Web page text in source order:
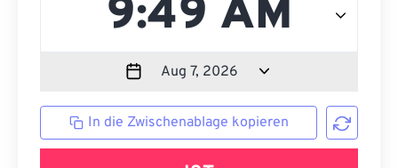
In die Zwischenablage kopieren